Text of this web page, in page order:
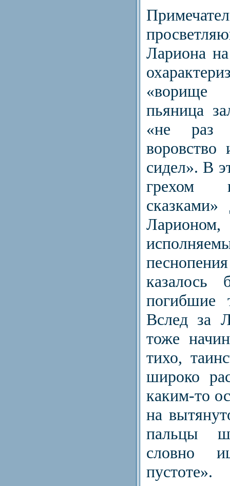
Лариона
пьяница
«не раз
сидел». В
грехом
казалось
погибшие
Вслед за
тоже
тихо,
широко
каким-то
на
пальцы
словно
пустоте».